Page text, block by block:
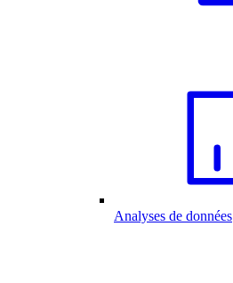
Analyses de données